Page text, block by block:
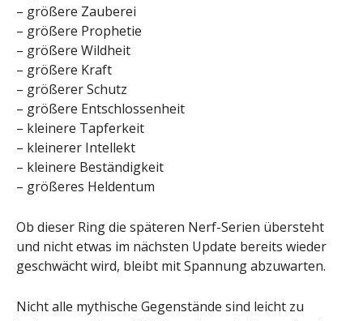
– größere Zauberei
– größere Prophetie
– größere Wildheit
– größere Kraft
– größerer Schutz
– größere Entschlossenheit
– kleinere Tapferkeit
– kleinerer Intellekt
– kleinere Beständigkeit
– größeres Heldentum
Ob dieser Ring die späteren Nerf-Serien übersteht
und nicht etwas im nächsten Update bereits wieder
geschwächt wird, bleibt mit Spannung abzuwarten.
Nicht alle mythische Gegenstände sind leicht zu